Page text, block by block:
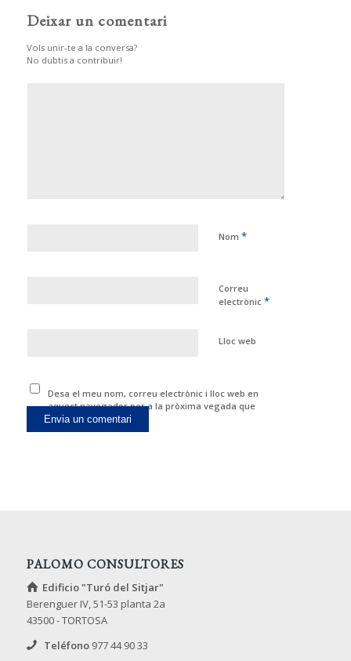
Deixar un comentari
Vols unir-te a la conversa?
No dubtis a contribuir!
Nom *
Correu
electrònic *
Lloc web
Desa el meu nom, correu electrònic i lloc web en
aquest navegador per a la pròxima vegada que
comenti.
PALOMO CONSULTORES
Edificio "Turó del Sitjar"
Berenguer IV, 51-53 planta 2a
43500 - TORTOSA
Teléfono 977 44 90 33